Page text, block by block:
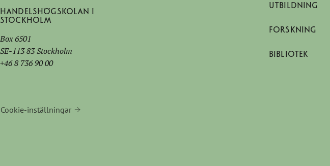
Handelshögskolan i
Stockholm
Box 6501
SE-113 83 Stockholm
+46 8 736 90 00
Cookie-inställningar
UTBILDNING
FORSKNING
BIBLIOTEK